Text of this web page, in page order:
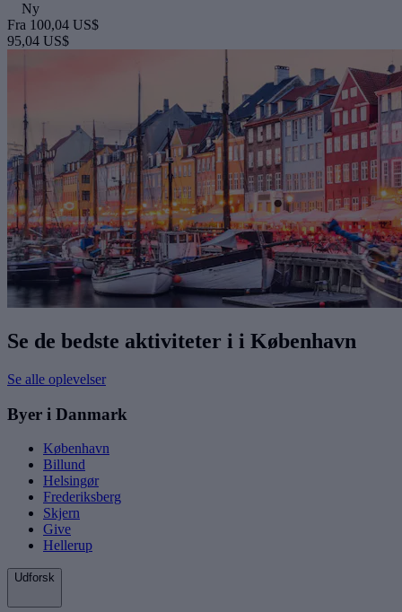
Ny
Fra 100,04 US$
95,04 US$
Se de bedste aktiviteter i i København
Se alle oplevelser
Byer i Danmark
København
Billund
Helsingør
Frederiksberg
Skjern
Give
Hellerup
Udforsk